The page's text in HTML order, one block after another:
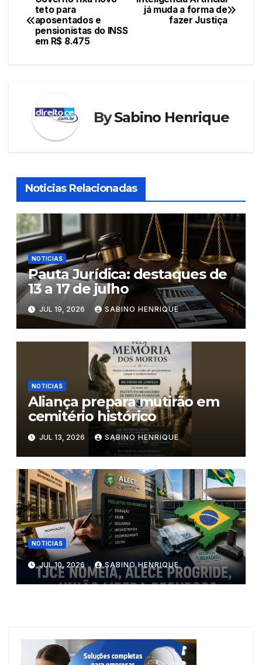
Navegação
de
já muda a forma de
fazer Justiça
teto para
aposentados e
pensionistas do INSS
em R$ 8.475
BySabino Henrique
Noticias Relacionadas
NOTICIAS
Pauta Jurídica: destaques de
13 a 17 de julho
JUL 19, 2026 SABINO HENRIQUE
NOTICIAS
Aliança prepara mutirão em
cemitério histórico
JUL 13, 2026 SABINO HENRIQUE
NOTICIAS
JUL 10, 2026 SABINO HENRIQUE